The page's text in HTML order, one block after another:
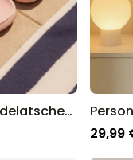
Personalisierbare Badelatschen mit Foto und Text
29,99